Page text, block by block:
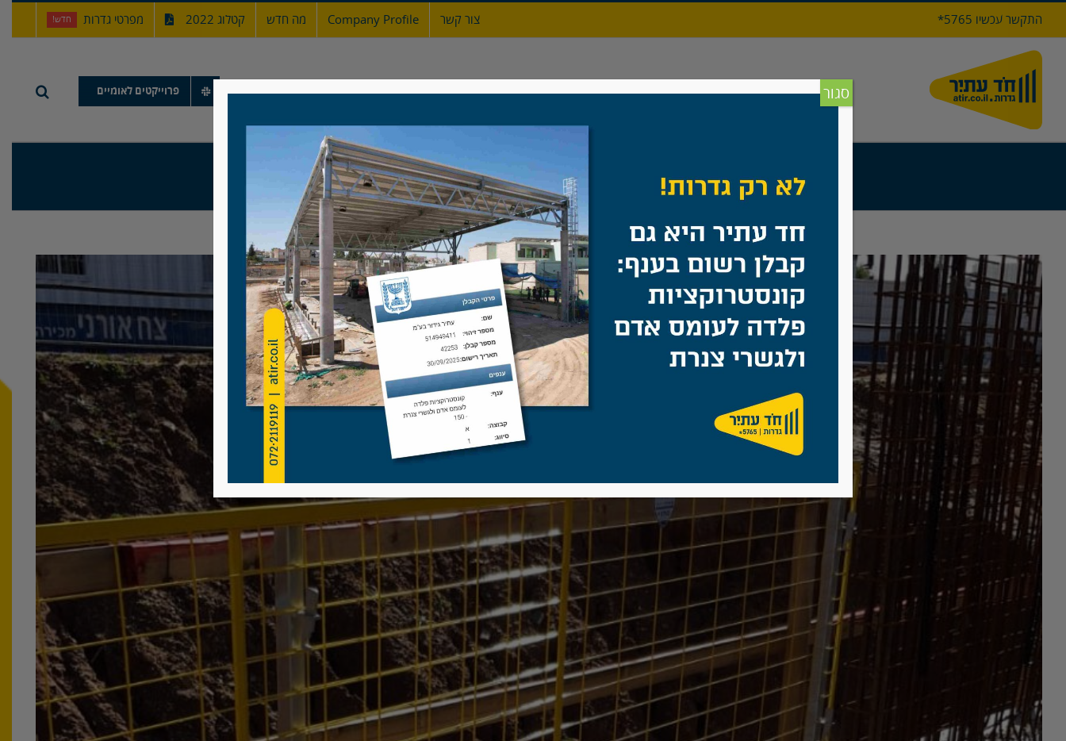
לתוכןהתקשר עכשיו 5765* צור קשר Company Profile מה חדש קטלוג 2022 מפרטי גדרות חדש!
דף הבית אודות גדרות מעקות ברזל שערים תיק עבודות פרוייקטים לאומיים
להוסיף קוד לפני </head> תג. ענף הבנייה
סגור